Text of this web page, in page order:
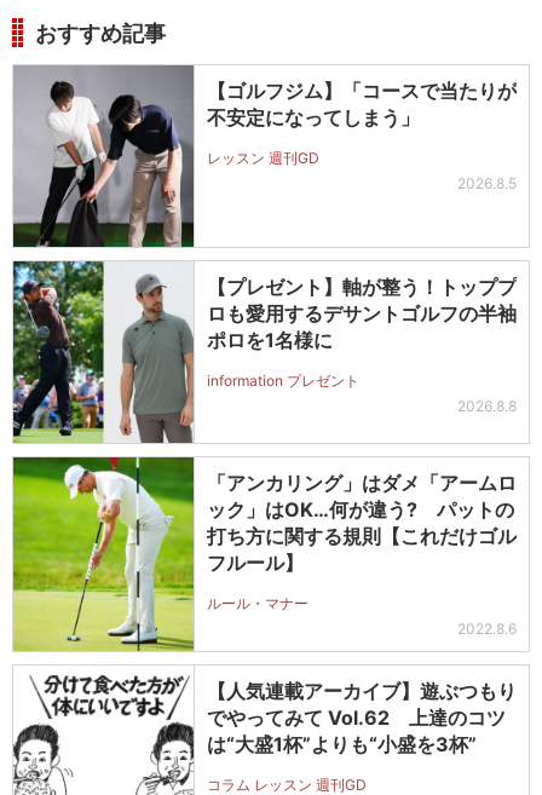
おすすめ記事
【ゴルフジム】「コースで当たりが
不安定になってしまう」
レッスン 週刊GD
2026.8.5
【プレゼント】軸が整う！トッププ
ロも愛用するデサントゴルフの半袖
ポロを1名様に
information プレゼント
2026.8.8
「アンカリング」はダメ「アームロ
ック」はOK…何が違う? パットの
打ち方に関する規則【これだけゴル
フルール】
ルール・マナー
2022.8.6
【人気連載アーカイブ】遊ぶつもり
でやってみて Vol.62 上達のコツ
は“大盛1杯”よりも“小盛を3杯”
コラム レッスン 週刊GD